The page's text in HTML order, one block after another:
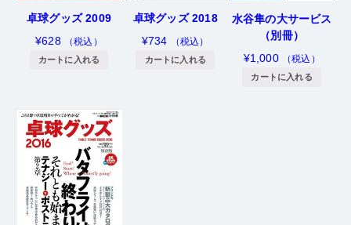
卓球グッズ 2009
¥628 （税込）
カートに入れる
卓球グッズ 2018
¥734 （税込）
カートに入れる
水谷隼の大サービス
（別冊）
¥1,000 （税込）
カートに入れる